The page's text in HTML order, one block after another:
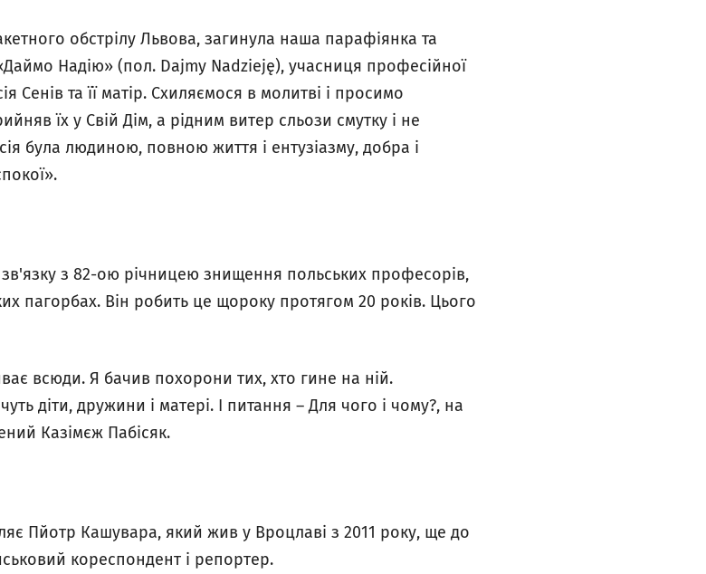
обстрілу Львова, загинула наша парафіянка та
Надію» (пол. Dajmy Nadzieję), учасниця професійної
Сенів та її матір. Схиляємося в молитві і просимо
їх у Свій Дім, а рідним витер сльози смутку і не
була людиною, повною життя і ентузіазму, добра і
зв'язку з 82-ою річницею знищення польських професорів,
пагорбах. Він робить це щороку протягом 20 років. Цього
всюди. Я бачив похорони тих, хто гине на ній.
діти, дружини і матері. І питання – Для чого і чому?, на
Казімєж Пабісяк.
Пйотр Кашувара, який жив у Вроцлаві з 2011 року, ще до
кореспондент і репортер.